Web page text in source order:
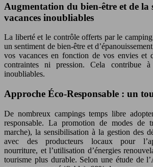
Augmentation du bien-être et de la
vacances inoubliables
La liberté et le contrôle offerts par le
un sentiment de bien-être et
vos vacances en fonction de vos envies et
contraintes ni pression. Cela contribue
inoubliables.
Approche Éco-Responsable : un
De nombreux campings temps libre
responsable. La promotion de modes de
marche), la sensibilisation à la gestion des
avec des producteurs locaux pour
nourriture, et l’utilisation d’énergies
tourisme plus durable. Selon une étude de